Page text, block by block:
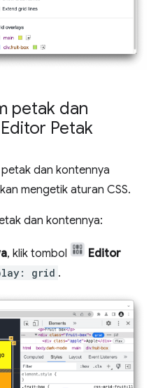
petak dan
Petak
dan kontennya
mengetik aturan CSS.
dan kontennya:
, klik tombol
Editor
grid .